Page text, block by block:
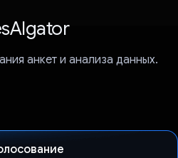
анкет и анализа данных.